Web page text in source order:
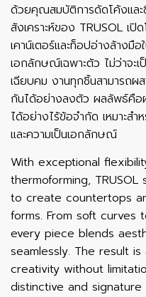
ด้วยคุณสมบัติการดัดโค้งและ
สังเคราะห์ของ TRUSOL เ
เคาน์เตอร์และท็อปอ่างล้างมื
เอกลักษณ์เฉพาะตัว ไม่ว่าจะ
เฉียบคม งานทุกชิ้นสามารถผ
กันได้อย่างลงตัว ผลลัพธ์คือ
ได้อย่างไร้ข้อจำกัด เหมาะส
และความเป็นเอกลักษณ์
With exceptional
thermoforming,
to create countertops
forms. From soft curves
every piece blends
seamlessly. The result
creativity without
distinctive and signature